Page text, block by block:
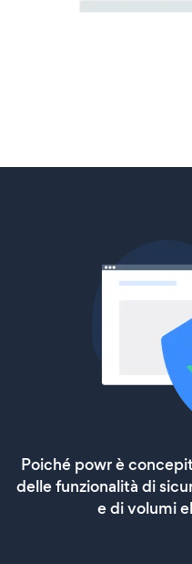
Poiché powr è
delle funzionalità di
e di volumi